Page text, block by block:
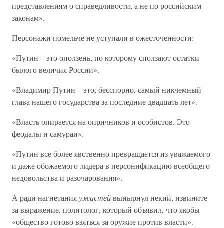
представлениям о справедливости, а не по российским
законам».
Персонажи помельче не уступали в ожесточенности:
«Путин – это оползень, по которому сползают остатки
былого величия России».
«Владимир Путин – это, бесспорно, самый никчемный
глава нашего государства за последние двадцать лет».
«Власть опирается на опричников и особистов. Это
феодалы и самураи».
«Путин все более явственно превращается из уважаемого
и даже обожаемого лидера в персонификацию всеобщего
недовольства и разочарования».
А ради нагнетанияужастейвынырнул некий, извините
за выражение, политолог, который объявил, что якобы
«общество готово взяться за оружие против власти».